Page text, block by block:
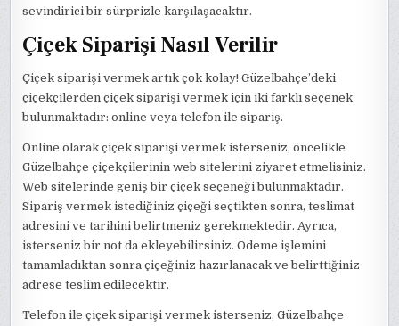
sevindirici bir sürprizle karşılaşacaktır.
Çiçek Siparişi Nasıl Verilir
Çiçek siparişi vermek artık çok kolay! Güzelbahçe’deki
çiçekçilerden çiçek siparişi vermek için iki farklı seçenek
bulunmaktadır: online veya telefon ile sipariş.
Online olarak çiçek siparişi vermek isterseniz, öncelikle
Güzelbahçe çiçekçilerinin web sitelerini ziyaret etmelisiniz.
Web sitelerinde geniş bir çiçek seçeneği bulunmaktadır.
Sipariş vermek istediğiniz çiçeği seçtikten sonra, teslimat
adresini ve tarihini belirtmeniz gerekmektedir. Ayrıca,
isterseniz bir not da ekleyebilirsiniz. Ödeme işlemini
tamamladıktan sonra çiçeğiniz hazırlanacak ve belirttiğiniz
adrese teslim edilecektir.
Telefon ile çiçek siparişi vermek isterseniz, Güzelbahçe